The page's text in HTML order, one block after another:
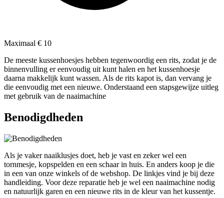
Maximaal € 10
De meeste kussenhoesjes hebben tegenwoordig een rits, zodat je de
binnenvulling er eenvoudig uit kunt halen en het kussenhoesje
daarna makkelijk kunt wassen. Als de rits kapot is, dan vervang je
die eenvoudig met een nieuwe. Onderstaand een stapsgewijze uitleg
met gebruik van de naaimachine
Benodigdheden
Als je vaker naaiklusjes doet, heb je vast en zeker wel een
tornmesje, kopspelden en een schaar in huis. En anders koop je die
in een van onze winkels of de webshop. De linkjes vind je bij deze
handleiding. Voor deze reparatie heb je wel een naaimachine nodig
en natuurlijk garen en een nieuwe rits in de kleur van het kussentje.